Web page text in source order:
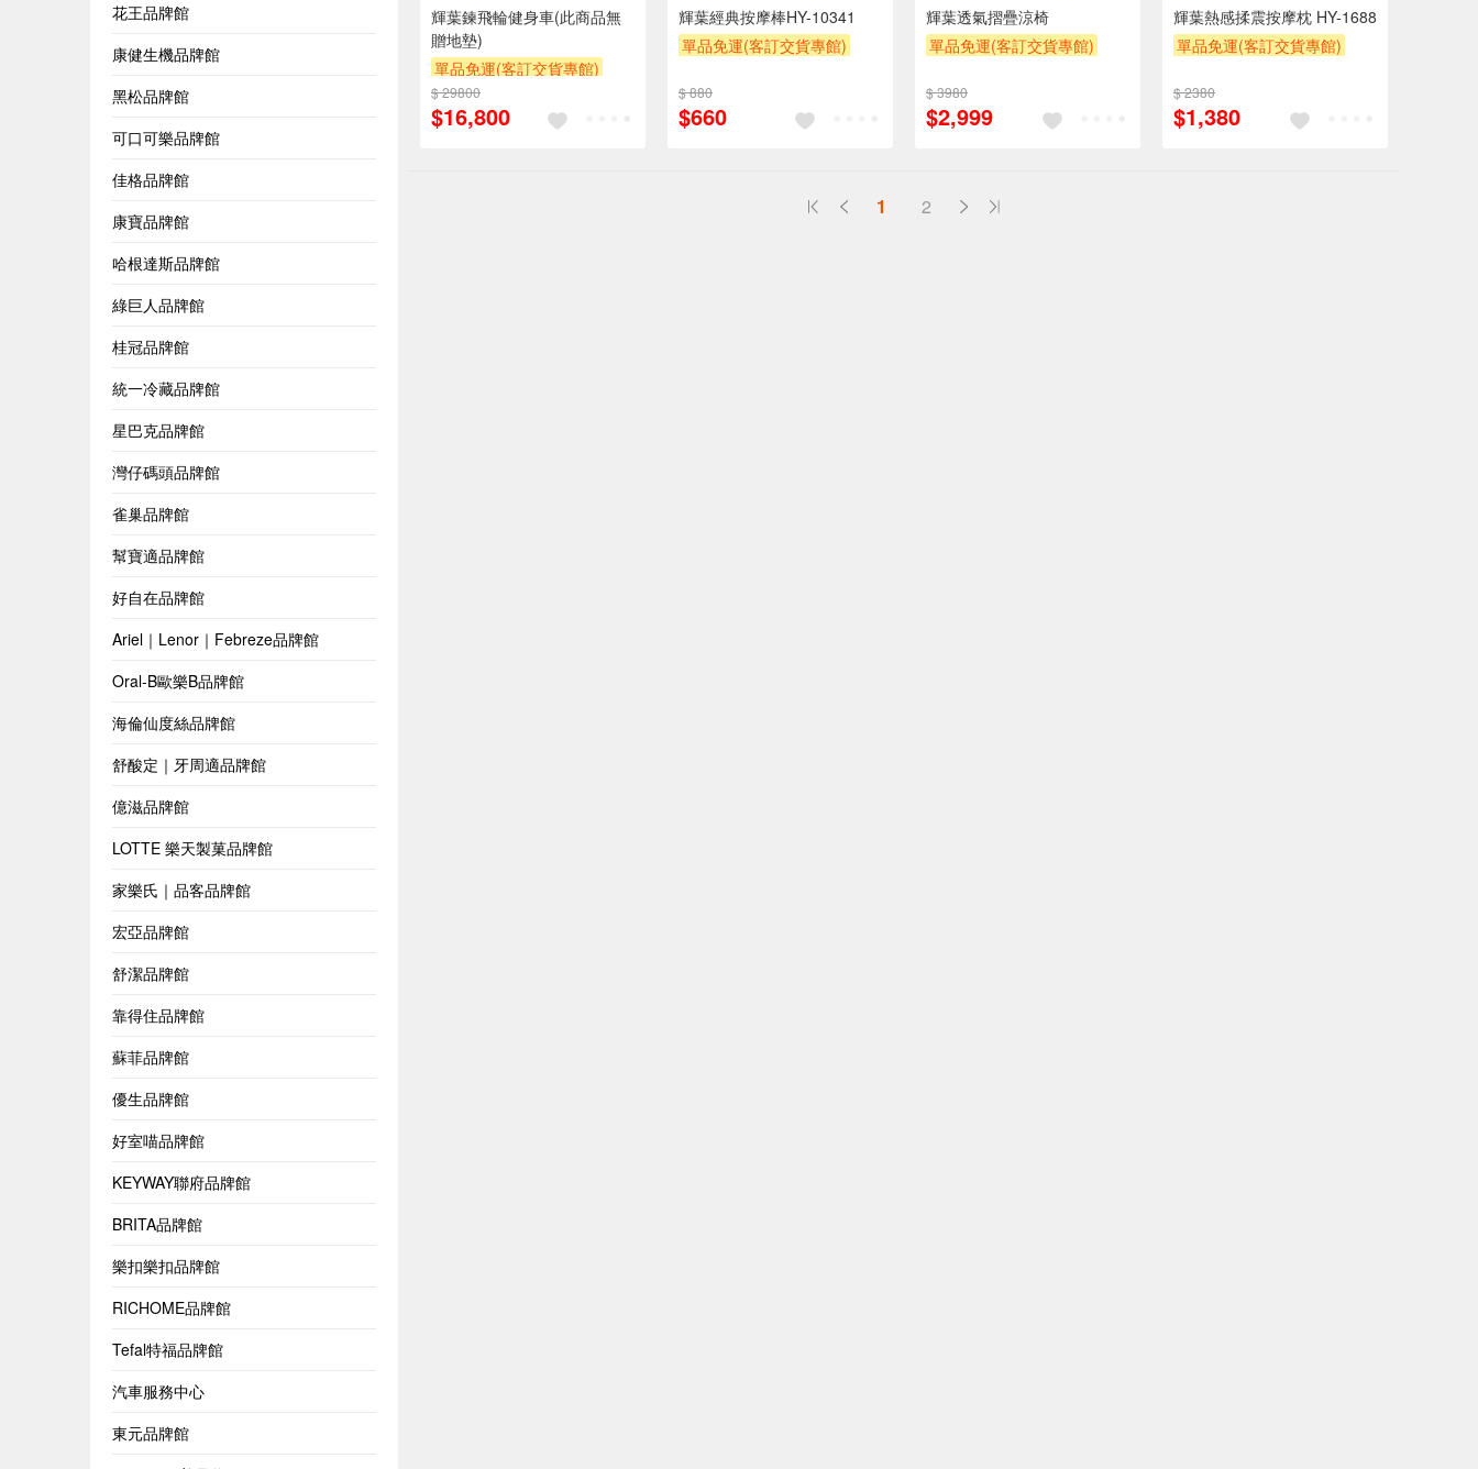
花王品牌館
康健生機品牌館
黑松品牌館
可口可樂品牌館
佳格品牌館
康寶品牌館
哈根達斯品牌館
綠巨人品牌館
桂冠品牌館
統一冷藏品牌館
星巴克品牌館
灣仔碼頭品牌館
雀巢品牌館
幫寶適品牌館
好自在品牌館
Ariel｜Lenor｜Febreze品牌館
Oral-B歐樂B品牌館
海倫仙度絲品牌館
舒酸定｜牙周適品牌館
億滋品牌館
LOTTE 樂天製菓品牌館
家樂氏｜品客品牌館
宏亞品牌館
舒潔品牌館
靠得住品牌館
蘇菲品牌館
優生品牌館
好室喵品牌館
KEYWAY聯府品牌館
BRITA品牌館
樂扣樂扣品牌館
RICHOME品牌館
Tefal特福品牌館
汽車服務中心
東元品牌館
輝葉鍊飛輪健身車(此商品無
贈地墊)
單品免運(客訂交貨專館)
下單折
$ 29800
$16,800
輝葉經典按摩棒HY-10341
單品免運(客訂交貨專館)
$ 880
$660
輝葉透氣摺疊涼椅
單品免運(客訂交貨專館)
$ 3980
$2,999
輝葉熱感揉震按摩枕 HY-1688
單品免運(客訂交貨專館)
$ 2380
$1,380
1 2